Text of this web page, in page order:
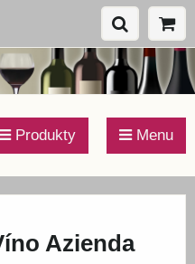
Produkty Menu
Azienda